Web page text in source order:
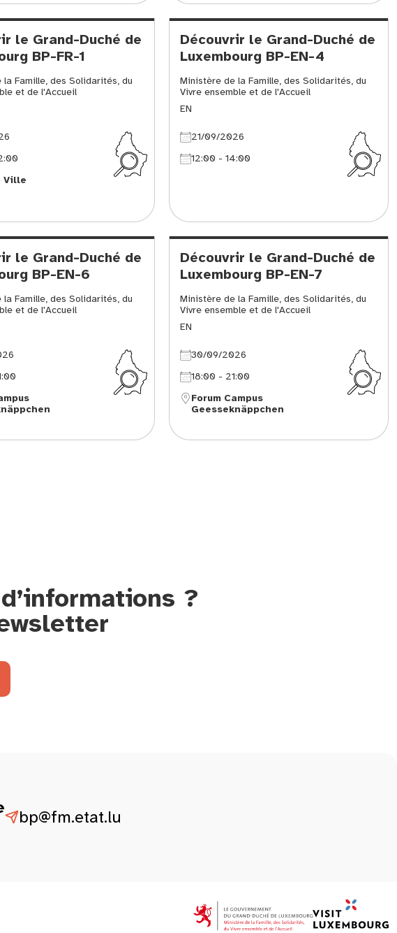
le Grand-Duché de
BP-FR-1
Famille, des Solidarités, du
et de l'Accueil
Ville
Découvrir le Grand-Duché de
Luxembourg BP-EN-4
Ministère de la Famille, des Solidarités, du
Vivre ensemble et de l'Accueil
EN
21/09/2026
12:00 - 14:00
le Grand-Duché de
BP-EN-6
Famille, des Solidarités, du
et de l'Accueil
Découvrir le Grand-Duché de
Luxembourg BP-EN-7
Ministère de la Famille, des Solidarités, du
Vivre ensemble et de l'Accueil
EN
30/09/2026
18:00 - 21:00
Forum Campus
Geesseknäppchen
?
bp@fm.etat.lu
GDPR